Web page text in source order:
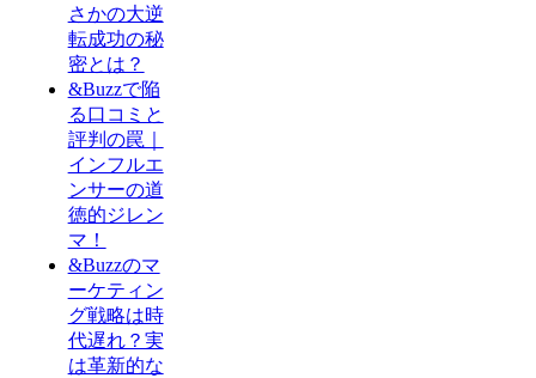
さかの大逆
転成功の秘
密とは？
&Buzzで陥
る口コミと
評判の罠｜
インフルエ
ンサーの道
徳的ジレン
マ！
&Buzzのマ
ーケティン
グ戦略は時
代遅れ？実
は革新的な